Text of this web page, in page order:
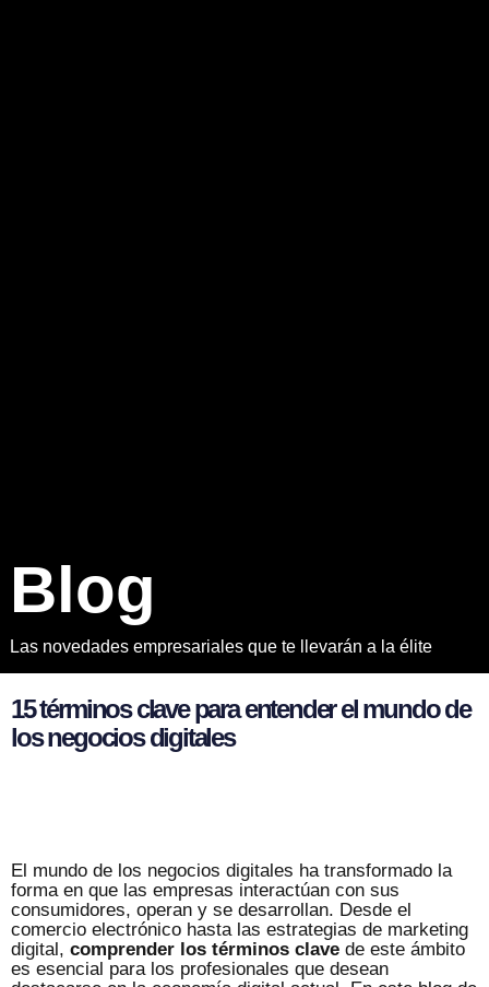
Blog
Las novedades empresariales que te llevarán a la élite
15términos clave para entender elmundo de
los negocios digitales
El mundo de los negocios digitales ha transformado la
forma en que las empresas interactúan con sus
consumidores, operan y se desarrollan. Desde el
comercio electrónico hasta las estrategias de marketing
digital, comprender los términos clave de este ámbito
es esencial para los profesionales que desean